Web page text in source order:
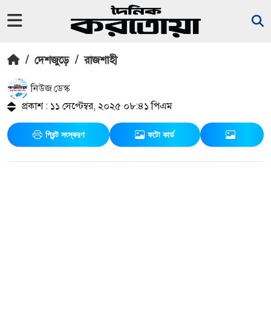
/ দেশজুড়ে / রাজশাহী
নিউজ ডেস্ক
প্রকাশ : ১১ সেপ্টেম্বর, ২০২৫ ০৮:৪১ পিএম
প্রিন্ট সংস্করণ ফটো কার্ড